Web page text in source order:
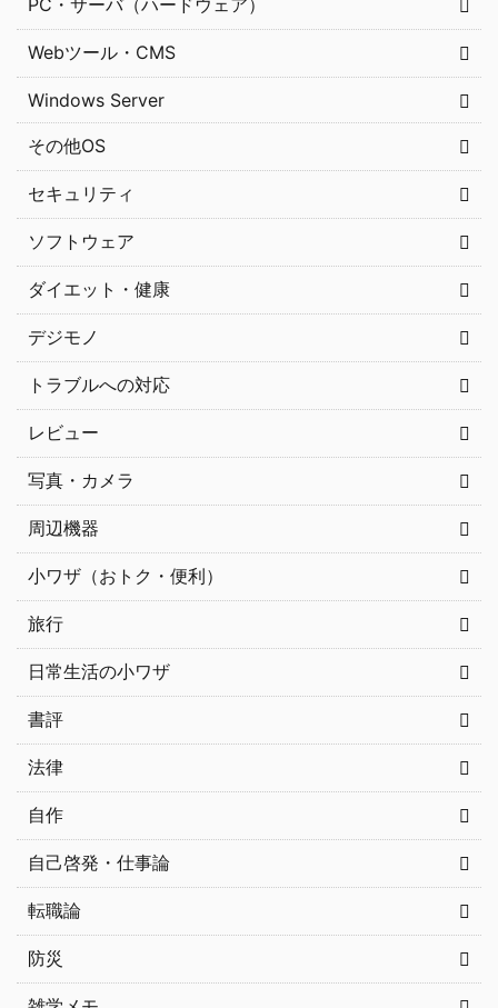
PC・サーバ（ハードウェア）
Webツール・CMS
Windows Server
その他OS
セキュリティ
ソフトウェア
ダイエット・健康
デジモノ
トラブルへの対応
レビュー
写真・カメラ
周辺機器
小ワザ（おトク・便利）
旅行
日常生活の小ワザ
書評
法律
自作
自己啓発・仕事論
転職論
防災